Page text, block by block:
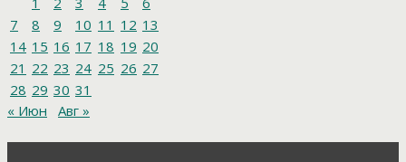
7
8 9 10 11 12 13
14 15 16 17 18 19 20
21 22 23 24 25 26 27
28 29 30 31
« Июн
Авг »